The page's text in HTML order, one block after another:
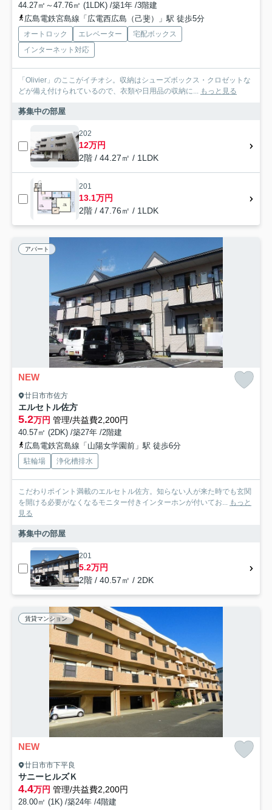
44.27㎡～47.76㎡ (1LDK) /築1年 /3階建
広島電鉄宮島線「広電西広島（己斐）」駅 徒歩5分
オートロック エレベーター
宅配ボックス
インターネット対応
「Olivier」のここがイチオシ。収納はシューズボックス・クロゼットな
どが備え付けられているので、衣類や日用品の収納に... もっと見る
募集中の部屋
202
12万円
2階 / 44.27㎡ / 1LDK
201
13.1万円
2階 / 47.76㎡ / 1LDK
アパート
NEW
廿日市市佐方
エルセトル佐方
5.2万円 管理/共益費2,200円
40.57㎡ (2DK) /築27年 /2階建
広島電鉄宮島線「山陽女学園前」駅 徒歩6分
駐輪場 浄化槽排水
こだわりポイント満載のエルセトル佐方。知らない人が来た時でも玄関
を開ける必要がなくなるモニター付きインターホンが付いてお... もっと
見る
募集中の部屋
201
5.2万円
2階 / 40.57㎡ / 2DK
賃貸マンション
NEW
廿日市市下平良
サニーヒルズＫ
4.4万円 管理/共益費2,200円
28.00㎡ (1K) /築24年 /4階建